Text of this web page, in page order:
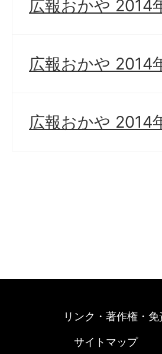
広報おかや 2014
広報おかや 2014
広報おかや 2014
リンク・著作権・
サイトマップ